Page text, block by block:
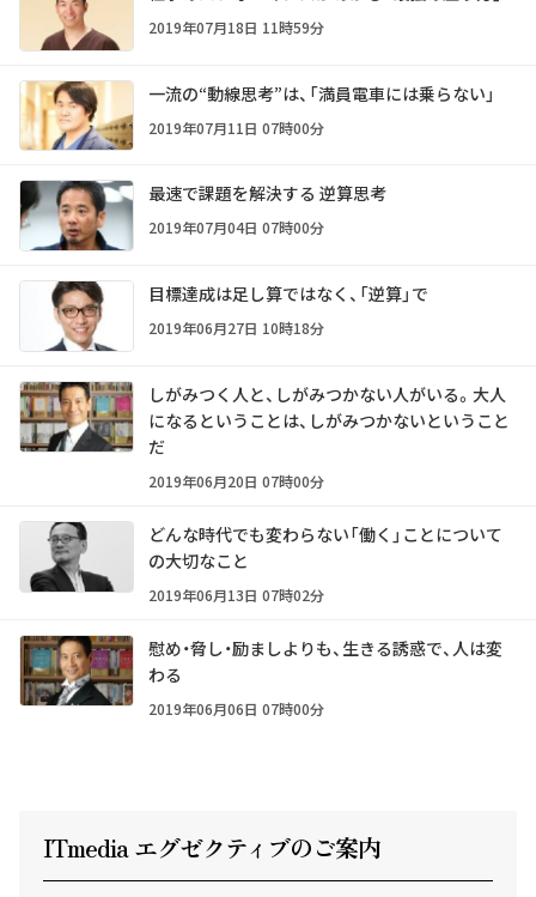
2019年07月18日 11時59分
一流の“動線思考”は、「満員電車には乗らない」
2019年07月11日 07時00分
最速で課題を解決する 逆算思考
2019年07月04日 07時00分
目標達成は足し算ではなく、「逆算」で
2019年06月27日 10時18分
しがみつく人と、しがみつかない人がいる。大人
になるということは、しがみつかないということ
だ
2019年06月20日 07時00分
どんな時代でも変わらない「働く」ことについて
の大切なこと
2019年06月13日 07時02分
慰め・脅し・励ましよりも、生きる誘惑で、人は変
わる
2019年06月06日 07時00分
ITmedia エグゼクティ ブのご案内